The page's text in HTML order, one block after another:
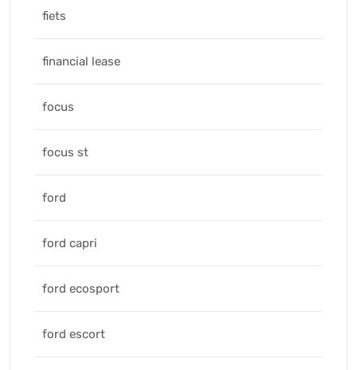
fiets
financial lease
focus
focus st
ford
ford capri
ford ecosport
ford escort